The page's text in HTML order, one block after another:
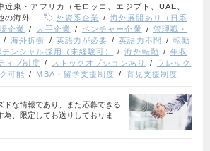
近東・アフリカ（モロッコ、エジプト、UAE、
の海外
外資系企業
海外展開あり（日系
場企業 大手企業 ベンチャー企業
管理職・
海外折衝 英語力が必要 英語力不問
転勤
テンシャル採用（未経験可） 海外転勤
年収
ィブ制度 ストックオプションあり
フレック
可能 MBA・留学支援制度 育児支援制度
な情報であり、また応募できる
為、限定してお送りしておりま